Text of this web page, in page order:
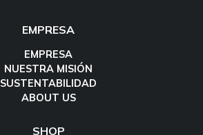
EMPRESA
EMPRESA
NUESTRA MISIÓN
SUSTENTABILIDAD
ABOUT US
SHOP